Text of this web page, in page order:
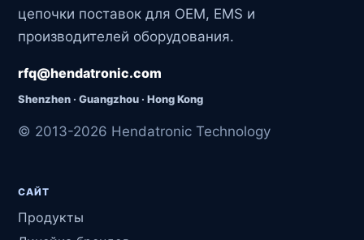
цепочки поставок для OEM, EMS и
производителей оборудования.
rfq@hendatronic.com
Shenzhen · Guangzhou · Hong Kong
© 2013-2026 Hendatronic Technology
САЙТ
Продукты